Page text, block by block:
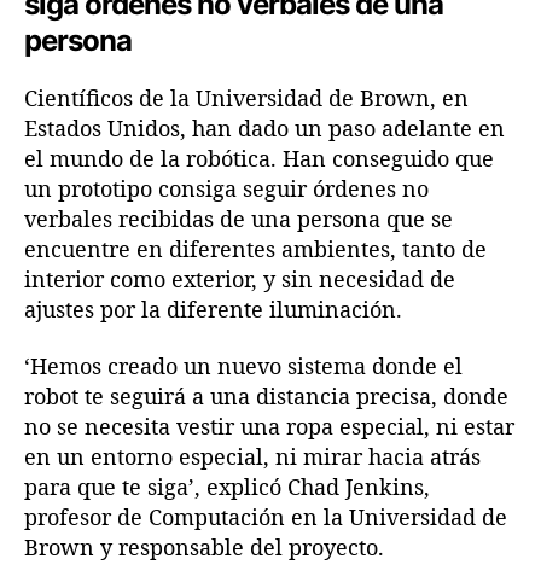
e
n
r
a
d
a
r
a
d
a
-
m
o
persona
Científicos de la Universidad de Brown, en
Estados Unidos, han dado un paso adelante en
el mundo de la robótica. Han conseguido que
un prototipo consiga seguir órdenes no
verbales recibidas de una persona que se
encuentre en diferentes ambientes, tanto de
interior como exterior, y sin necesidad de
ajustes por la diferente iluminación.
‘Hemos creado un nuevo sistema donde el
robot te seguirá a una distancia precisa, donde
no se necesita vestir una ropa especial, ni estar
en un entorno especial, ni mirar hacia atrás
para que te siga’, explicó Chad Jenkins,
profesor de Computación en la Universidad de
Brown y responsable del proyecto.